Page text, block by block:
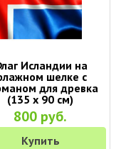
Исландии на
шелке с
для древка
(135 х 90 см)
800 руб.
Купить